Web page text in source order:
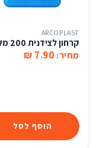
הוסף לסל
ARCOPLAST
קרחון לצידנית 200 מל
מחיר: 7.90 ₪